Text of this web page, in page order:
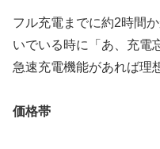
フル充電までに約2時間
いでいる時に「あ、充電
急速充電機能があれば理
価格帯